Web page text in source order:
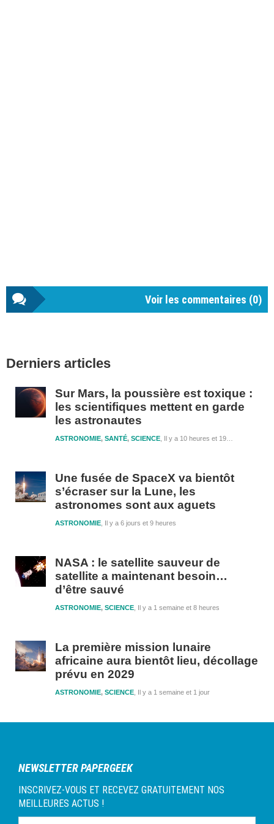
Voir les commentaires (0)
latérale
Derniers articles
Sur Mars, la poussière est toxique :
les scientifiques mettent en garde
les astronautes
Il y a 10 heures et 19 minutes
ASTRONOMIE, SANTÉ, SCIENCE
Une fusée de SpaceX va bientôt
s’écraser sur la Lune, les
astronomes sont aux aguets
Il y a 6 jours et 9 heures
ASTRONOMIE
NASA : le satellite sauveur de
satellite a maintenant besoin…
d’être sauvé
Il y a 1 semaine et 8 heures
ASTRONOMIE, SCIENCE
La première mission lunaire
africaine aura bientôt lieu, décollage
prévu en 2029
Il y a 1 semaine et 1 jour
ASTRONOMIE, SCIENCE
NEWSLETTER PAPERGEEK
INSCRIVEZ-VOUS ET RECEVEZ GRATUITEMENT NOS
MEILLEURES ACTUS !